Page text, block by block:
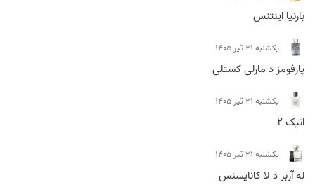
بارنیا اینتنس
يكشنبه 21 تیر 1405
پارفومز د مارلی کستلی
يكشنبه 21 تیر 1405
انیک 2
يكشنبه 21 تیر 1405
له آربر د لا کانایسنس